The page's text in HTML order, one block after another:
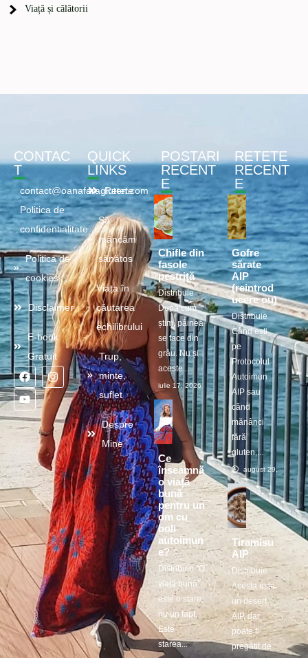
Viață și călătorii
CONTAC
T
contact@oanafaragluten.com
Politica de
confidentialitate
Politica de
cookies
Disclaimer
E-book
Gratuit
QUICK
LINKS
Retete
Să
mâncăm
sănătos
Viața în
căutarea
echilibrului
Trup,
minte,
suflet
Despre
Mine
POSTARI
RECENT
E
Chifle din
fasole
pestriță
Distribuie
După cum
știm, pâinea
se face din
grâu. Nu și
aceste...
iulie 17, 2026
Ce
înseamnă
o viață
bună
pentru un
om cu
boli
autoimun
e?
Distribuie ”O
viață bună”
este o stare,
nu un fapt.
Este
starea...
RETETE
RECENT
E
Gofre
sărate
AIP
(reintrod
ucere ou)
Distribuie
Când ești
pe
Protocolul
Autoimun
AIP sau
când
mănânci
fără
gluten,...
august 29, 2025
Tiramisu
AIP
Distribuie
Acesta este
un desert
AIP, dar
poate fi
pregătit de